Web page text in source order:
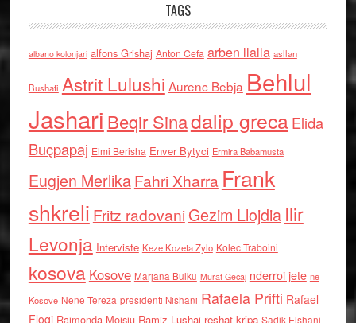
TAGS
albano kolonjari alfons Grishaj Anton Cefa arben llalla asllan
Bushati Astrit Lulushi Aurenc Bebja Behlul
Jashari Beqir Sinadalip grecaElida
Buçpapaj Elmi Berisha Enver Bytyci Ermira Babamusta
Eugjen MerlikaFahri Xharra Frank
shkreli Fritz radovaniGezim Llojdia Ilir
Levonja Interviste Keze Kozeta Zylo Kolec Traboini
kosova Kosove Marjana Bulku Murat Gecaj nderroi jete ne
Kosove Nene Tereza presidenti Nishani Rafaela Prifti Rafael
Floqi Raimonda Moisiu Ramiz Lushaj reshat kripa Sadik Elshani